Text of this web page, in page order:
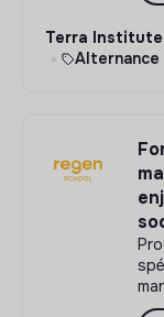
Terra Institute
Alternance